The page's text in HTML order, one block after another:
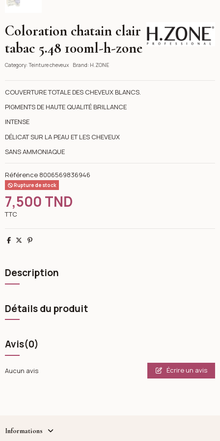
H.ZONE
Coloration chatain clair
tabac 5.48 100ml-h-zone
Category: Teinture cheveux Brand: H.ZONE
COUVERTURE TOTALE DES CHEVEUX BLANCS.
PIGMENTS DE HAUTE QUALITÉ BRILLANCE
INTENSE
DÉLICAT SUR LA PEAU ET LES CHEVEUX
SANS AMMONIAQUE
Référence 8006569836946
Rupture de stock
7,500 TND
TTC
Partager
TweetPinterest
Description
Détails du produit
Avis(0)
Aucun avis Écrire un avis
Informations